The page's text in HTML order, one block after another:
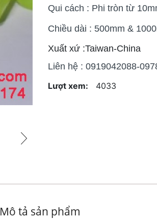
Qui cách : Phi tròn từ
Chiều dài : 500mm &
Xuất xứ :Taiwan-China
Liên hệ : 0919042088-
Lượt xem:
4033
Mô tả sản phẩm